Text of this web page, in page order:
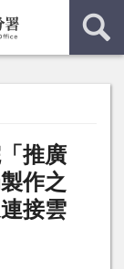
推廣
作之
接雲